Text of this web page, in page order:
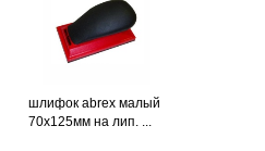
шлифок abrex малый
70х125мм на лип. ...